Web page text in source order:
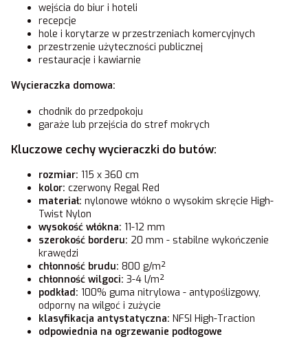
wejścia do biur i hoteli
recepcje
hole i korytarze w przestrzeniach komercyjnych
przestrzenie użyteczności publicznej
restauracje i kawiarnie
Wycieraczka domowa:
chodnik do przedpokoju
garaże lub przejścia do stref mokrych
Kluczowe cechy wycieraczki do butów:
rozmiar: 115 x 360 cm
kolor: czerwony Regal Red
materiał: nylonowe włókno o wysokim skręcie High-
Twist Nylon
wysokość włókna: 11-12 mm
szerokość borderu: 20 mm - stabilne wykończenie
krawędzi
chłonność brudu: 800 g/m²
chłonność wilgoci: 3-4 l/m²
podkład: 100% guma nitrylowa - antypoślizgowy,
odporny na wilgoć i zużycie
klasyfikacja antystatyczna: NFSI High-Traction
odpowiednia na ogrzewanie podłogowe